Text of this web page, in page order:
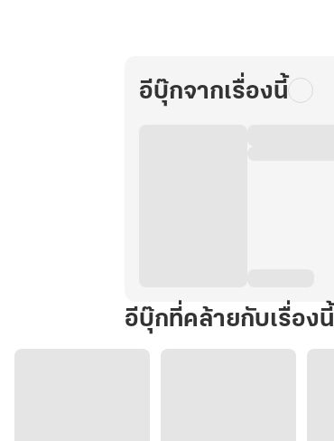
อีบุ๊กจากเรื่องนี้
อีบุ๊กที่คล้ายกับเรื่องนี้